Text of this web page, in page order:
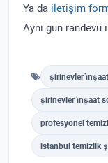
Ya da iletişim
Aynı gün randevu
şirinevler
şirinevler i̇nşaat
profesyonel
istanbul temizlik